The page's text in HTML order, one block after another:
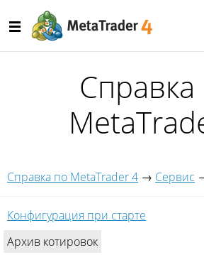
Справка
Справка по MetaTrader 4 → Сервис
Конфигурация при старте
Архив котировок